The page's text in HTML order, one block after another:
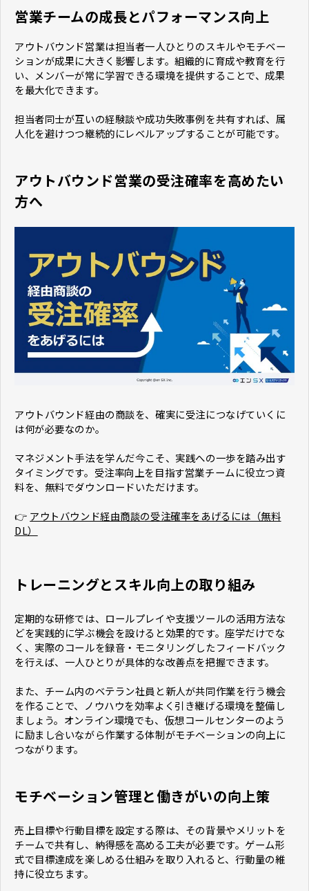
営業チームの成長とパフォーマンス向上
アウトバウンド営業は担当者一人ひとりのスキルやモチベー
ションが成果に大きく影響します。組織的に育成や教育を行
い、メンバーが常に学習できる環境を提供することで、成果
を最大化できます。
担当者同士が互いの経験談や成功失敗事例を共有すれば、属
人化を避けつつ継続的にレベルアップすることが可能です。
アウトバウンド営業の受注確率を高めたい
方へ
アウトバウンド経由の商談を、確実に受注につなげていくに
は何が必要なのか。
マネジメント手法を学んだ今こそ、実践への一歩を踏み出す
タイミングです。受注率向上を目指す営業チームに役立つ資
料を、無料でダウンロードいただけます。
👉 アウトバウンド経由商談の受注確率をあげるには（無料
DL）
トレーニングとスキル向上の取り組み
定期的な研修では、ロールプレイや支援ツールの活用方法な
どを実践的に学ぶ機会を設けると効果的です。座学だけでな
く、実際のコールを録音・モニタリングしたフィードバック
を行えば、一人ひとりが具体的な改善点を把握できます。
また、チーム内のベテラン社員と新人が共同作業を行う機会
を作ることで、ノウハウを効率よく引き継げる環境を整備し
ましょう。オンライン環境でも、仮想コールセンターのよう
に励まし合いながら作業する体制がモチベーションの向上に
つながります。
モチベーション管理と働きがいの向上策
売上目標や行動目標を設定する際は、その背景やメリットを
チームで共有し、納得感を高める工夫が必要です。ゲーム形
式で目標達成を楽しめる仕組みを取り入れると、行動量の維
持に役立ちます。